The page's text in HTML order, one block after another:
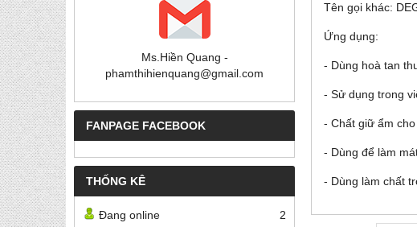
Ms.Hiền Quang -
phamthihienquang@gmail.com
FANPAGE FACEBOOK
THỐNG KÊ
Đang online
2
Tên gọi khác:
Ứng dụng:
- Dùng hoà tan
- Sử dụng trong
- Chất giữ ẩm
- Dùng để làm
- Dùng làm chất